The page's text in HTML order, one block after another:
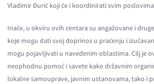
Vladimir Đurić koji će i koordinirati svim
Inače, u okviru ovih centara su angažovane i
koje mogu dati svoj doprinos u praćenju i
mogu pojavljivati u navedenim oblastima. Cilj je
neophodnu pomoć i savete kako državnim
lokalne samouprave, javnim ustanovama, tako i